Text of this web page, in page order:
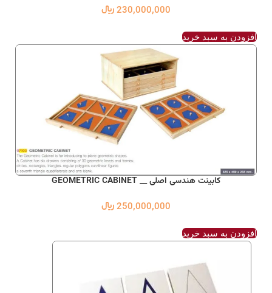
230,000,000 ﷼
افزودن به سبد خرید
کابینت هندسی اصلی __ GEOMETRIC CABINET
250,000,000 ﷼
افزودن به سبد خرید